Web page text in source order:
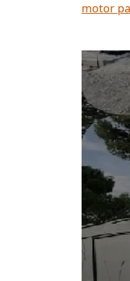
motor